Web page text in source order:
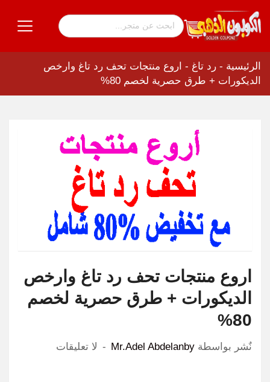
الرئيسية - رد تاغ - اروع منتجات تحف رد تاغ وارخص
الديكورات + طرق حصرية لخصم 80%
اروع منتجات تحف رد تاغ وارخص
الديكورات + طرق حصرية لخصم
80%
نٌشر بواسطة Mr.Adel Abdelanby لا تعليقات